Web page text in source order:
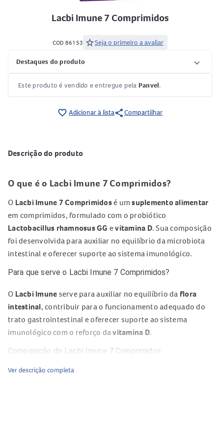
Lacbi Imune 7 Comprimidos
COD 86153 starSeja o primeiro a avaliar
Destaques do produto
Este produto é vendido e entregue pela Panvel.
favorite_border Adicionar à listashareCompartilhar
Descrição do produto
O que é o Lacbi Imune 7 Comprimidos?
O Lacbi Imune 7 Comprimidosé umsuplemento alimentar
em comprimidos, formulado com o probiótico
Lactobacillus rhamnosus GG evitamina D. Sua composição
foi desenvolvida para auxiliar no equilíbrio da microbiota
intestinal e oferecer suporte ao sistema imunológico.
Para que serve o Lacbi Imune 7 Comprimidos?
O Lacbi Imune serve para auxiliar no equilíbrio da flora
intestinal, contribuir para o funcionamento adequado do
trato gastrointestinal e oferecer suporte ao sistema
imunológico com o reforço davitamina D.
Composição do Lacbi Imune 7 Comprimidos
Lactobacillus rhamnosus GG
Ver descrição completa